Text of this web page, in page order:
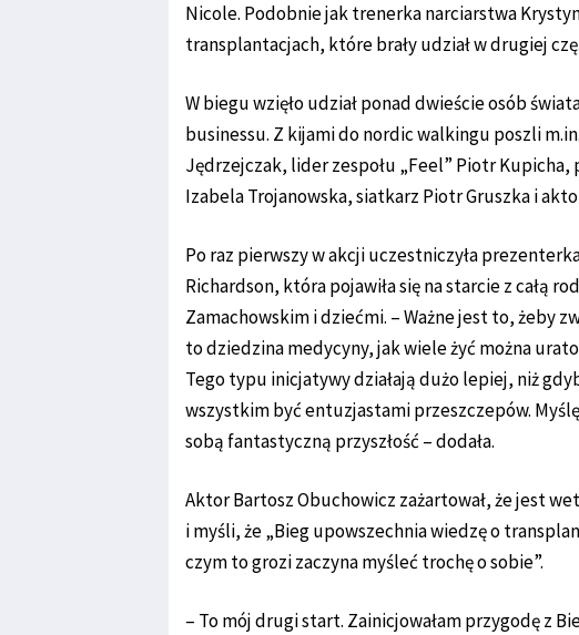
Nicole. Podobnie jak trenerka narciarstwa
transplantacjach, które brały udział w drugiej
W biegu wzięło udział ponad dwieście osób
businessu. Z kijami do nordic walkingu poszli
Jędrzejczak, lider zespołu „Feel” Piotr
Izabela Trojanowska, siatkarz Piotr Gruszka i
Po raz pierwszy w akcji uczestniczyła
Richardson, która pojawiła się na starcie z całą
Zamachowskim i dziećmi. – Ważne jest to, żeby
to dziedzina medycyny, jak wiele żyć można
Tego typu inicjatywy działają dużo lepiej, niż
wszystkim być entuzjastami przeszczepów.
sobą fantastyczną przyszłość – dodała.
Aktor Bartosz Obuchowicz zażartował, że jest
i myśli, że „Bieg upowszechnia wiedzę o
czym to grozi zaczyna myśleć trochę o sobie”.
– To mój drugi start. Zainicjowałam przygodę z